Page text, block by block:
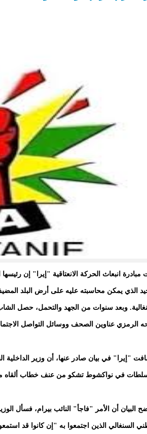
مبادرة انبعاث الحركة الانعتاقية "إيرا" إن
الذي يمكن محاسبته عليه على أرض البلد
وبعد سنوات من الجهد والتحمل، حصل الشاب
الرمزي عناوين الصحف ووسائل التواصل
"إيرا" في بيان صادر عنها، أن وزير الداخلية
في نواكشوط تشكو من عنف خطاب ألقاه
البيان أن الأمر "فاجأ" النائب بيرام، فسأل
السنغالي الذين اجتمعوا به "إن كانوا قد